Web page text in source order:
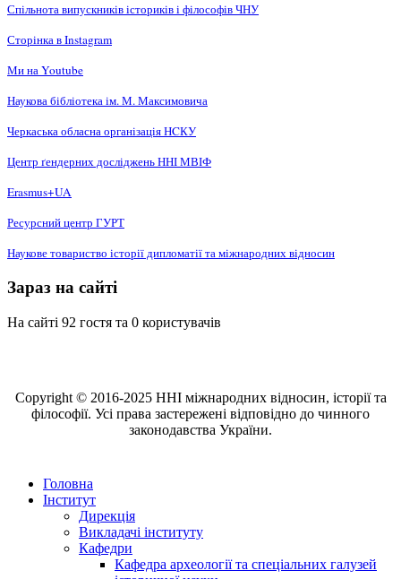
Спільнота випускників істориків і філософів ЧНУ
Сторінка в Instagram
Ми на Youtube
Наукова бібліотека ім. М. Максимовича
Черкаська обласна організація НCКУ
Центр ґендерних досліджень ННІ МВІФ
Erasmus+UA
Ресурсний центр ГУРТ
Наукове товариство історії дипломатії та міжнародних відносин
Зараз на сайті
На сайті 92 гостя та 0 користувачів
Copyright © 2016-2025 ННІ міжнародних відносин, історії та
філософії. Усі права застережені відповідно до чинного
законодавства України.
Головна
Інститут
Дирекція
Викладачі інституту
Кафедри
Кафедра археології та спеціальних галузей